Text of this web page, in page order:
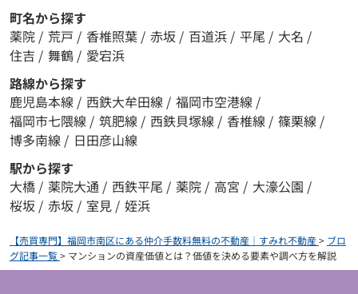
町名から探す
薬院 / 荒戸 / 香椎照葉 / 赤坂 / 百道浜 / 平尾 / 大名 /
住吉 / 舞鶴 / 愛宕浜
路線から探す
鹿児島本線 / 西鉄大牟田線 / 福岡市空港線 /
福岡市七隈線 / 筑肥線 / 西鉄貝塚線 / 香椎線 / 篠栗線 /
博多南線 / 日田彦山線
駅から探す
大橋 / 薬院大通 / 西鉄平尾 / 薬院 / 高宮 / 大濠公園 /
桜坂 / 赤坂 / 室見 / 姪浜
【売買専門】福岡市南区にある仲介手数料無料の不動産｜すみれ不動産> ブロ
グ記事一覧> マンションの資産価値とは？価値を決める要素や調べ方を解説